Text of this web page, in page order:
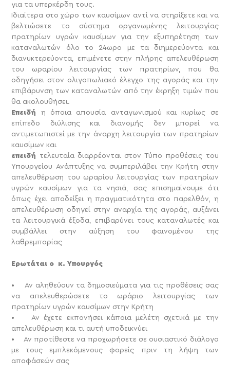
για τα υπερκέρδη τους.
Ιδιαίτερα στο χώρο των καυσίμων αντί να στηρίξετε και να
βελτιώσετε το σύστημα οργανωμένης λειτουργίας
πρατηρίων υγρών καυσίμων για την εξυπηρέτηση των
καταναλωτών όλο το 24ωρο με τα διημερεύοντα και
διανυκτερεύοντα, επιμένετε στην πλήρης απελευθέρωση
του ωραρίου λειτουργίας των πρατηρίων, που θα
οδηγήσει στον ολιγοπωλιακό έλεγχο της αγοράς και την
επιβάρυνση των καταναλωτών από την έκρηξη τιμών που
θα ακολουθήσει.
Επειδή η όποια απουσία ανταγωνισμού και κυρίως σε
επίπεδο διύλισης και διανομής δεν μπορεί να
αντιμετωπιστεί με την άναρχη λειτουργία των πρατηρίων
καυσίμων και
επειδή
τελευταία διαρρέονται στον Τύπο προθέσεις του
Υπουργείου Ανάπτυξης να συμπεριλάβει την Κρήτη στην
απελευθέρωση του ωραρίου λειτουργίας των πρατηρίων
υγρών καυσίμων για τα νησιά, σας επισημαίνουμε ότι
όπως έχει αποδείξει η πραγματικότητα στο παρελθόν, η
απελευθέρωση οδηγεί στην αναρχία της αγοράς, αυξάνει
τα λειτουργικά έξοδα, επιβαρύνει τους καταναλωτές και
συμβάλλει στην αύξηση του φαινομένου της
λαθρεμπορίας
Ερωτάται ο κ. Υπουργός
• Αν αληθεύουν τα δημοσιεύματα για τις προθέσεις σας
να απελευθερώσετε το ωράριο λειτουργίας των
πρατηρίων υγρών καυσίμων στην Κρήτη
• Αν έχετε εκπονήσει κάποια μελέτη σχετικά με την
απελευθέρωση και τι αυτή υποδεικνύει
• Αν προτίθεστε να προχωρήσετε σε ουσιαστικό διάλογο
με τους εμπλεκόμενους φορείς πριν τη λήψη των
αποφάσεών σας